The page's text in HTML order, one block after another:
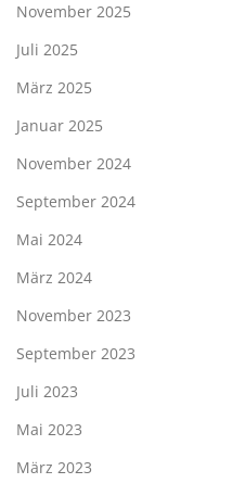
November 2025
Juli 2025
März 2025
Januar 2025
November 2024
September 2024
Mai 2024
März 2024
November 2023
September 2023
Juli 2023
Mai 2023
März 2023